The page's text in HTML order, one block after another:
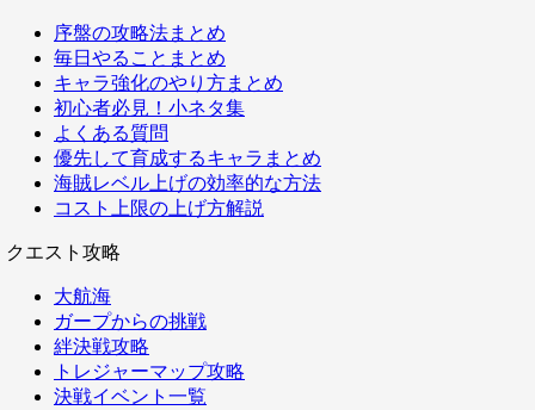
序盤の攻略法まとめ
毎日やることまとめ
キャラ強化のやり方まとめ
初心者必見！小ネタ集
よくある質問
優先して育成するキャラまとめ
海賊レベル上げの効率的な方法
コスト上限の上げ方解説
クエスト攻略
大航海
ガープからの挑戦
絆決戦攻略
トレジャーマップ攻略
決戦イベント一覧